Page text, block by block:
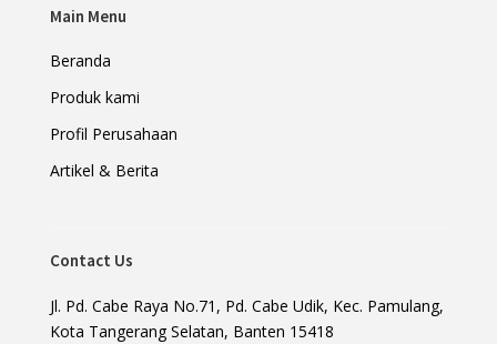
Main Menu
Beranda
Produk kami
Profil Perusahaan
Artikel & Berita
Contact Us
Jl. Pd. Cabe Raya No.71, Pd. Cabe Udik, Kec. Pamulang,
Kota Tangerang Selatan, Banten 15418